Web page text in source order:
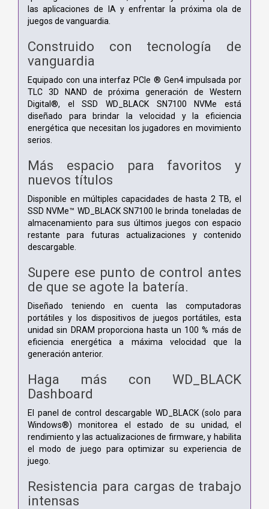
las aplicaciones de IA y enfrentar la próxima ola de
juegos de vanguardia.
Construido con tecnología de
vanguardia
Equipado con una interfaz PCIe ® Gen4 impulsada por
TLC 3D NAND de próxima generación de Western
Digital®, el SSD WD_BLACK SN7100 NVMe está
diseñado para brindar la velocidad y la eficiencia
energética que necesitan los jugadores en movimiento
serios.
Más espacio para favoritos y
nuevos títulos
Disponible en múltiples capacidades de hasta 2 TB, el
SSD NVMe™ WD_BLACK SN7100 le brinda toneladas de
almacenamiento para sus últimos juegos con espacio
restante para futuras actualizaciones y contenido
descargable.
Supere ese punto de control antes
de que se agote la batería.
Diseñado teniendo en cuenta las computadoras
portátiles y los dispositivos de juegos portátiles, esta
unidad sin DRAM proporciona hasta un 100 % más de
eficiencia energética a máxima velocidad que la
generación anterior.
Haga más con WD_BLACK
Dashboard
El panel de control descargable WD_BLACK (solo para
Windows®) monitorea el estado de su unidad, el
rendimiento y las actualizaciones de firmware, y habilita
el modo de juego para optimizar su experiencia de
juego.
Resistencia para cargas de trabajo
intensas